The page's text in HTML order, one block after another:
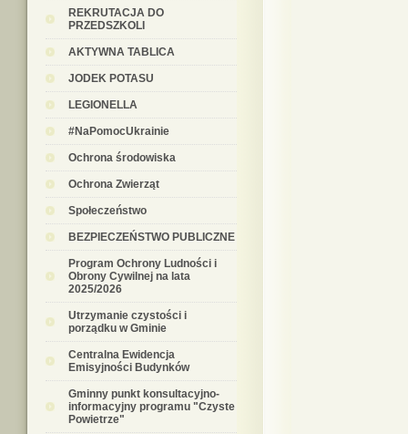
REKRUTACJA DO
PRZEDSZKOLI
AKTYWNA TABLICA
JODEK POTASU
LEGIONELLA
#NaPomocUkrainie
Ochrona środowiska
Ochrona Zwierząt
Społeczeństwo
BEZPIECZEŃSTWO PUBLICZNE
Program Ochrony Ludności i
Obrony Cywilnej na lata
2025/2026
Utrzymanie czystości i
porządku w Gminie
Centralna Ewidencja
Emisyjności Budynków
Gminny punkt konsultacyjno-
informacyjny programu "Czyste
Powietrze"